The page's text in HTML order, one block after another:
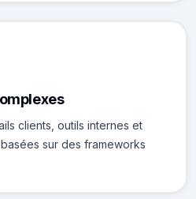
clients, outils internes et
sur des frameworks